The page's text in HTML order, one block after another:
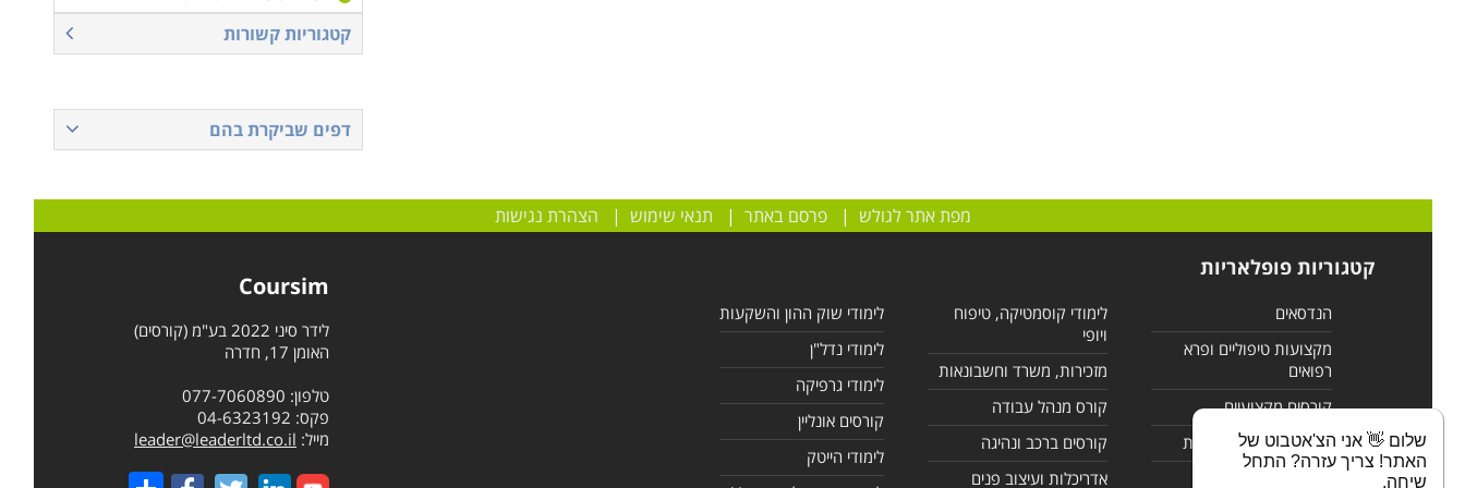
קטגוריות קשורות
דפים שביקרת בהם
מפת אתר לגולש |פרסם באתר | תנאי שימוש | הצהרת נגישות
קטגוריות פופלאריות
הנדסאים
מקצועות טיפוליים ופרא
רפואים
קורסים מקצועיים
לימודי מחשבים ורשתות
לימודי קוסמטיקה, טיפוח
ויופי
מזכירות, משרד וחשבונאות
קורס מנהל עבודה
קורסים ברכב ונהיגה
אדריכלות ועיצוב פנים
לימודי שוק ההון והשקעות
לימודי נדל"ן
לימודי גרפיקה
קורסים אונליין
לימודי הייטק
Coursim
לידר סיני 2022 בע"מ (קורסים)
האומן 17, חדרה
טלפון: 077-7060890
פקס: 04-6323192
מייל: leader@leaderltd.co.il
Share
שלום 👋 אני הצ'אטבוט של
האתר! צריך עזרה? התחל
שיחה.